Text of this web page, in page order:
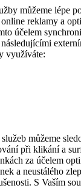
můžeme lépe
online reklamy a
účelem
využíváte:
můžeme
při klikání a
za účelem
a neustálého
S Vaším